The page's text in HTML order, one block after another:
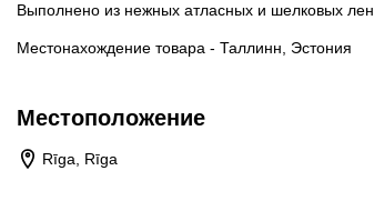
Выполнено из нежных атласных и шелковых
Местонахождение товара - Таллинн, Эстония
Местоположение
Rīga, Rīga